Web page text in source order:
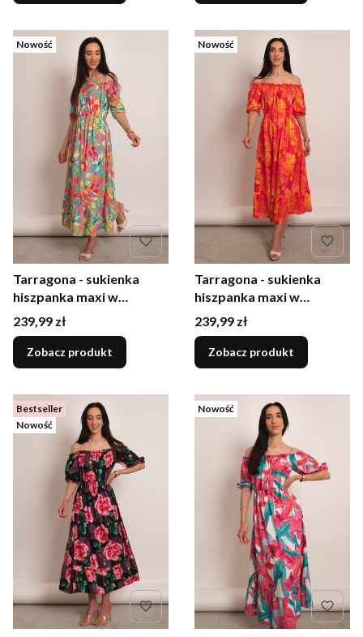
Nowość
Tarragona - sukienka
hiszpanka maxi w
kolorowe kwiaty
Cena
239,99 zł
Zobacz produkt
Nowość
Tarragona - sukienka
hiszpanka maxi w
pomarańczowe liście na
czerwonym tle
Cena
239,99 zł
Zobacz produkt
Bestseller
Nowość
Nowość